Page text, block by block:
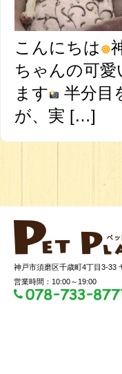
こんにちは
ちゃんの可
ます
半分目
が、実 […]
神戸市須磨区千歳町4丁目3-33
営業時間：10:00～19:00